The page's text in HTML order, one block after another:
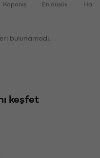
Kapanış En düşük
bulunamadı.
keşfet